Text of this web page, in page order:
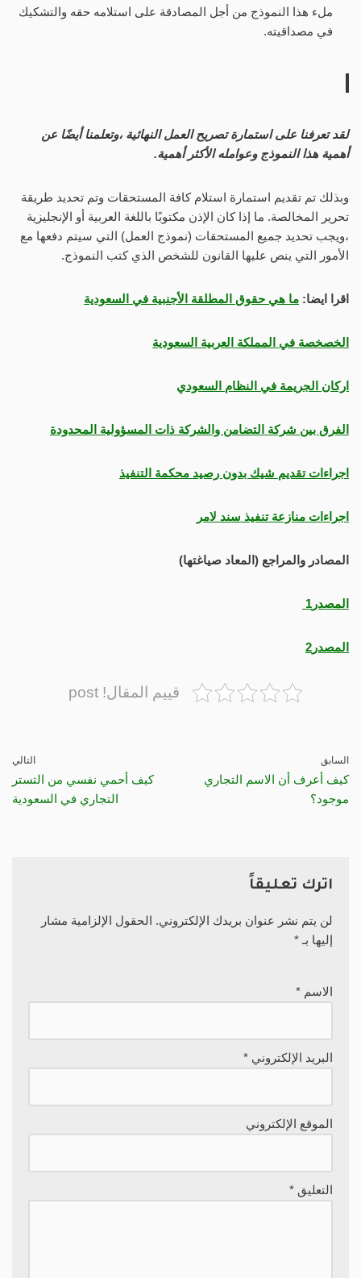
ملء هذا النموذج من أجل المصادقة على استلامه حقه والتشكيك
في مصداقيته.
لقد تعرفنا على استمارة تصريح العمل النهائية ،وتعلمنا أيضًا عن
أهمية هذا النموذج وعوامله الأكثر أهمية.
وبذلك تم تقديم استمارة استلام كافة المستحقات وتم تحديد طريقة
تحرير المخالصة. ما إذا كان الإذن مكتوبًا باللغة العربية أو الإنجليزية
،ويجب تحديد جميع المستحقات (نموذج العمل) التي سيتم دفعها مع
الأمور التي ينص عليها القانون للشخص الذي كتب النموذج.
اقرا ايضا: ما هي حقوق المطلقة الأجنبية في السعودية
الخصخصة في المملكة العربية السعودية
اركان الجريمة في النظام السعودي
الفرق بين شركة التضامن والشركة ذات المسؤولية المحدودة
اجراءات تقديم شيك بدون رصيد محكمة التنفيذ
اجراءات منازعة تنفيذ سند لامر
المصادر والمراجع (المعاد صياغتها)
المصدر1
المصدر2
قييم المقال! post
السابق
كيف أعرف أن الاسم التجاري
موجود؟
التالي
كيف أحمي نفسي من التستر
التجاري في السعودية
اترك تعليقاً
لن يتم نشر عنوان بريدك الإلكتروني. الحقول الإلزامية مشار
إليها بـ *
الاسم *
البريد الإلكتروني *
الموقع الإلكتروني
التعليق *